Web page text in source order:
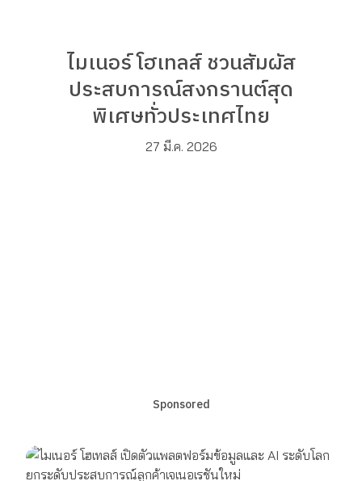
ไมเนอร์ โฮเทลส์ ชวนสัมผัส
ประสบการณ์สงกรานต์สุด
พิเศษทั่วประเทศไทย
27 มี.ค. 2026
Sponsored